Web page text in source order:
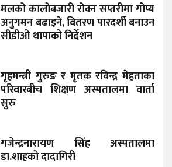
मलको कालोबजारी रोक्न सप्तरीमा गोप्य
अनुगमन बढाइने, वितरण पारदर्शी बनाउन
सीडीओ थापाको निर्देशन
गृहमन्त्री गुरुङ र मृतक रविन्द्र मेहताका
परिवारबीच शिक्षण अस्पतालमा वार्ता
सुरु
गजेन्द्रनारायण सिंह अस्पतालमा
डा.शाहको दादागिरी